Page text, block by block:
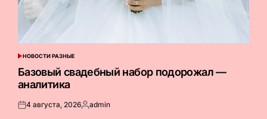
ОПУБЛИКОВАНО
В
НОВОСТИ РАЗНЫЕ
Базовый свадебный набор подорожал —
аналитика
Опубликовано
4 августа, 2026Запись
admin